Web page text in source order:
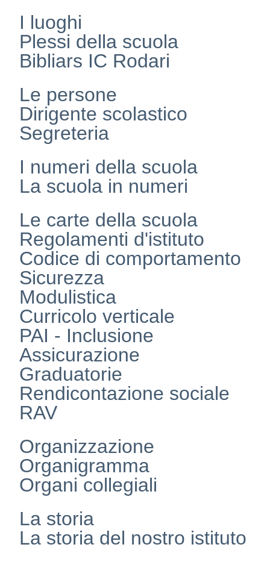
I luoghi
Plessi della scuola
Bibliars IC Rodari
Le persone
Dirigente scolastico
Segreteria
I numeri della scuola
La scuola in numeri
Le carte della scuola
Regolamenti d'istituto
Codice di comportamento
Sicurezza
Modulistica
Curricolo verticale
PAI - Inclusione
Assicurazione
Graduatorie
Rendicontazione sociale
RAV
Organizzazione
Organigramma
Organi collegiali
La storia
La storia del nostro istituto